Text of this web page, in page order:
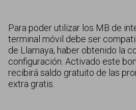
Para poder utilizar los MB de
terminal móvil debe ser
de Llamaya, haber obtenido la
configuración. Activado este
recibirá saldo gratuito de las
extra gratis.